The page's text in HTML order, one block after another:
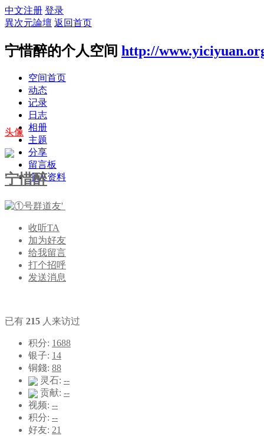
中文注册 登录
異次元論壇 返回首页
宁惜醉的个人空间 http://
空间首页
动态
记录
日志
相册
主题
分享
留言板
个人资料
头像
宁惜醉
收听TA
加为好友
给我留言
打个招呼
发送消息
已有 215 人来访过
积分: 1688
银子: 14
铜錢: 88
灵石: --
贡献: --
视频: --
积分: --
好友: 21